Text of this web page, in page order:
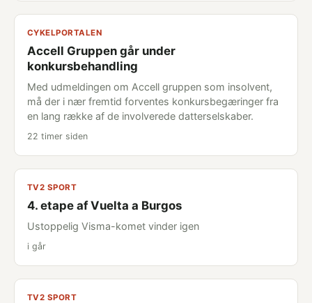
CYKELPORTALEN
Accell Gruppen går under
konkursbehandling
Med udmeldingen om Accell gruppen som insolvent,
må der i nær fremtid forventes konkursbegæringer fra
en lang række af de involverede datterselskaber.
22 timer siden
TV2 SPORT
4. etape af Vuelta a Burgos
Ustoppelig Visma-komet vinder igen
i går
TV2 SPORT